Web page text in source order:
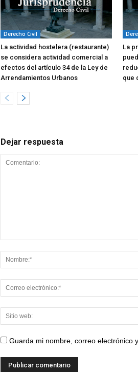
Derecho Civil
La actividad hostelera (restaurante)
se considera actividad comercial a
efectos del artículo 34 de la Ley de
Arrendamientos Urbanos
La
que
Dejar respuesta
Guarda mi nombre, correo electrónico